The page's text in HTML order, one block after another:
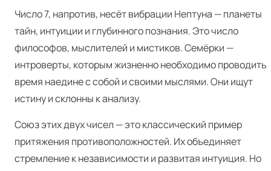
Число 7, напротив, несёт вибрации Нептуна — планеты
тайн, интуиции и глубинного познания. Это число
философов, мыслителей и мистиков. Семёрки —
интроверты, которым жизненно необходимо проводить
время наедине с собой и своими мыслями. Они ищут
истину и склонны к анализу.
Союз этих двух чисел — это классический пример
притяжения противоположностей. Их объединяет
стремление к независимости и развитая интуиция. Но